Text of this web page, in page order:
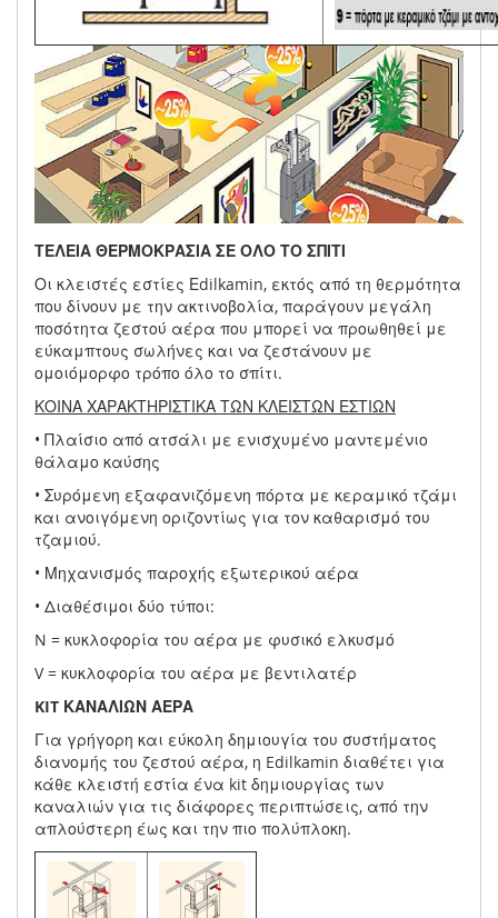
ΤΕΛΕΙΑ ΘΕΡΜΟΚΡΑΣΙΑ ΣΕ ΟΛΟ ΤΟ ΣΠΙΤΙ
Οι κλειστές εστίες Εdilkamin, εκτός από τη θερμότητα
που δίνουν με την ακτινοβολία, παράγουν μεγάλη
ποσότητα ζεστού αέρα που μπορεί να προωθηθεί με
εύκαμπτους σωλήνες και να ζεστάνουν με
ομοιόμορφο τρόπο όλο το σπίτι.
ΚΟΙΝΑ ΧΑΡΑΚΤΗΡΙΣΤΙΚΑ ΤΩΝ ΚΛΕΙΣΤΩΝ ΕΣΤΙΩΝ
• Πλαίσιο από ατσάλι με ενισχυμένο μαντεμένιο
θάλαμο καύσης
• Συρόμενη εξαφανιζόμενη πόρτα με κεραμικό τζάμι
και ανοιγόμενη οριζοντίως για τον καθαρισμό του
τζαμιού.
• Μηχανισμός παροχής εξωτερικού αέρα
• Διαθέσιμοι δύο τύποι:
N = κυκλοφορία του αέρα με φυσικό ελκυσμό
V = κυκλοφορία του αέρα με βεντιλατέρ
KIT ΚΑΝΑΛΙΩΝ ΑΕΡΑ
Για γρήγορη και εύκολη δημιουγία του συστήματος
διανομής του ζεστού αέρα, η Edilkamin διαθέτει για
κάθε κλειστή εστία ένα kit δημιουργίας των
καναλιών για τις διάφορες περιπτώσεις, από την
απλούστερη έως και την πιο πολύπλοκη.